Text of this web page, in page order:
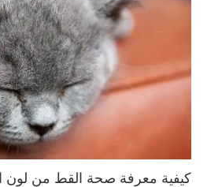
كيفية معرفة صحة القط من لون